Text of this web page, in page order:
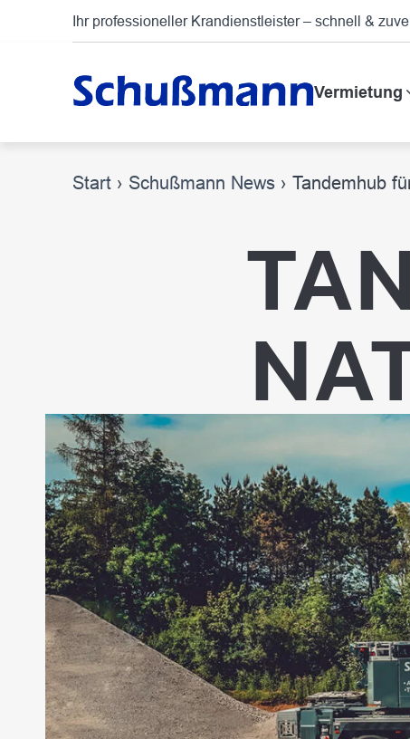
Ihr professioneller Krandienstleister – schnell &
Vermietung
Start › Schußmann News › Tandemhub